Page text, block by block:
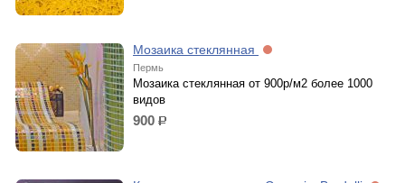
Мозаика стеклянная
Пермь
Мозаика стеклянная от 900р/м2 более 1000
видов
900 р.